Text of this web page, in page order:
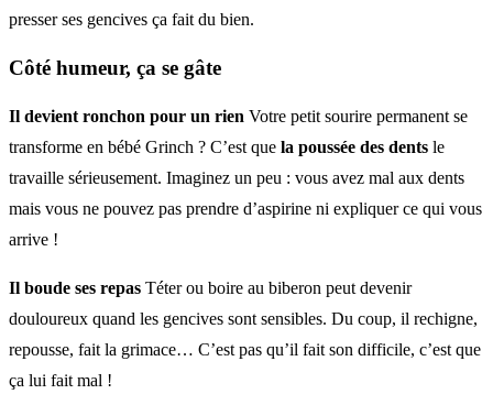
presser ses gencives ça fait du bien.
Côté humeur, ça se gâte
Il devient ronchon pour un rien Votre petit sourire permanent se
transforme en bébé Grinch ? C’est que la poussée des dents le
travaille sérieusement. Imaginez un peu : vous avez mal aux dents
mais vous ne pouvez pas prendre d’aspirine ni expliquer ce qui vous
arrive !
Il boude ses repas Téter ou boire au biberon peut devenir
douloureux quand les gencives sont sensibles. Du coup, il rechigne,
repousse, fait la grimace… C’est pas qu’il fait son difficile, c’est que
ça lui fait mal !